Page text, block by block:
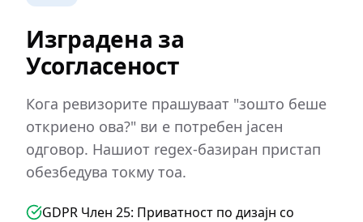
Изградена за
Усогласеност
Кога ревизорите прашуваат "зошто беше
откриено ова?" ви е потребен јасен
одговор. Нашиот regex-базиран пристап
обезбедува токму тоа.
GDPR Член 25: Приватност по дизајн со